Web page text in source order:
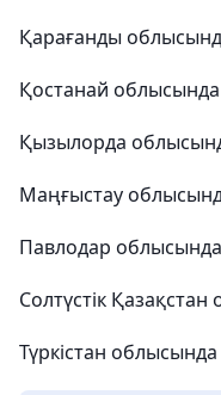
Қарағанды
Қостанай облысында
Қызылорда
Маңғыстау
Павлодар
Солтүстік
Түркістан облысында